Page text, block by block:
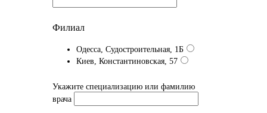
Филиал
Одесса, Судостроительная, 1Б
Киев, Константиновская, 57
Укажите специализацию или фамилию
врача